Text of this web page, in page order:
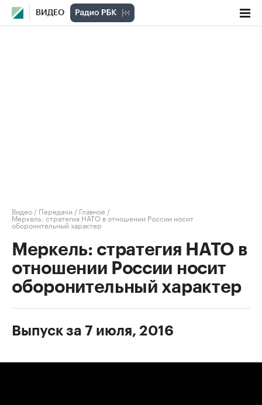
ВИДЕО
Видео / Передачи / Главное /
Меркель: стратегия НАТО в отношении России носит
оборонительный характер
Меркель: стратегия НАТО в
отношении России носит
оборонительный характер
Выпуск за 7 июля, 2016